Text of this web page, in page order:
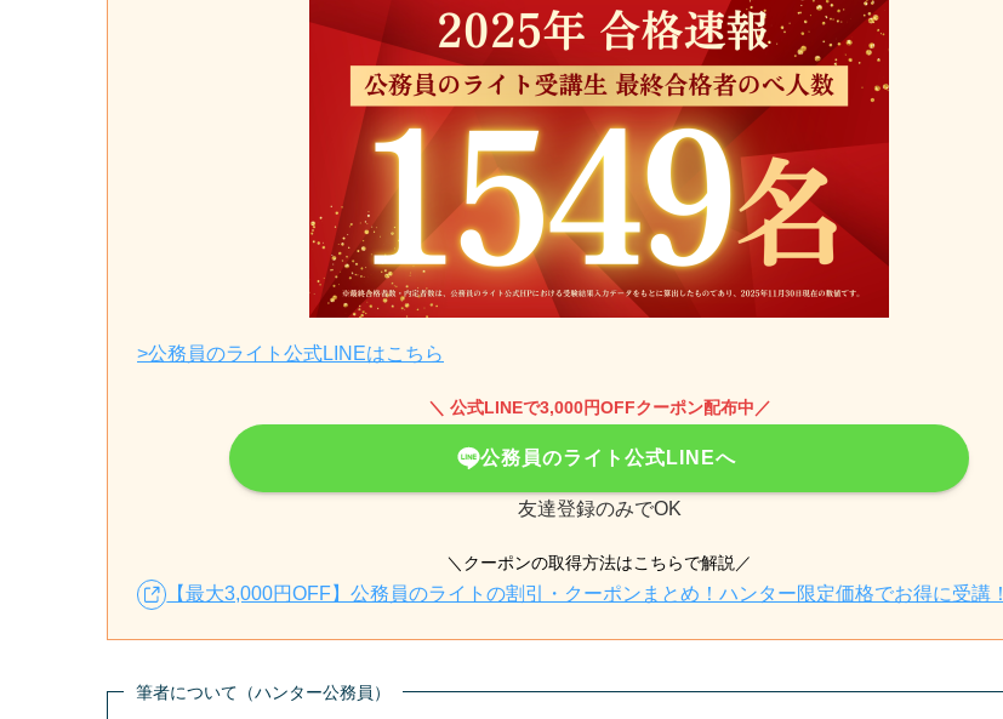
>公務員のライト公式LINEはこちら
＼ 公式LINEで3,000円OFFクーポン配布中／
公務員のライト公式LINEへ
友達登録のみでOK
＼クーポンの取得方法はこちらで解説／
【最大3,000円OFF】公務員のライトの割引・クーポンまとめ！ハンター限定価格でお得に受講！
筆者について（ハンター公務員）